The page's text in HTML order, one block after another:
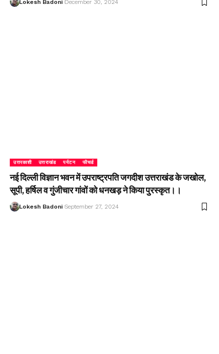
Lokesh Badoni December 30, 2024
उत्तरकाशी उत्तराखंड पर्यटन फीचर्ड
नई दिल्ली विज्ञान भवन में उपराष्ट्रपति जगदीश उत्तराखंड के जखोल,
सूपी, हर्षिल व गुंजीचार गांवों को धनखड़ ने किया पुरस्कृत।।
Lokesh Badoni September 27, 2024